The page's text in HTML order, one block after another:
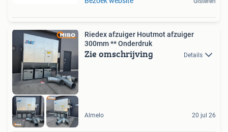
Riedex afzuiger Houtmot afzuiger
300mm ** Onderdruk
Zie omschrijving Details
Almelo 20 jul 26